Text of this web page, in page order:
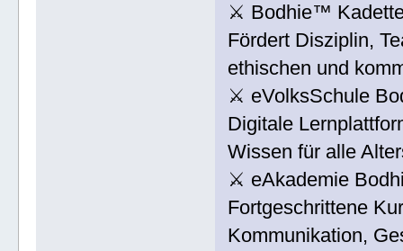
⚔ Bodhie™
Fördert Disziplin,
ethischen und
⚔ eVolksSchule
Digitale
Wissen für alle
⚔ eAkademie
Fortgeschrittene
Kommunikation,